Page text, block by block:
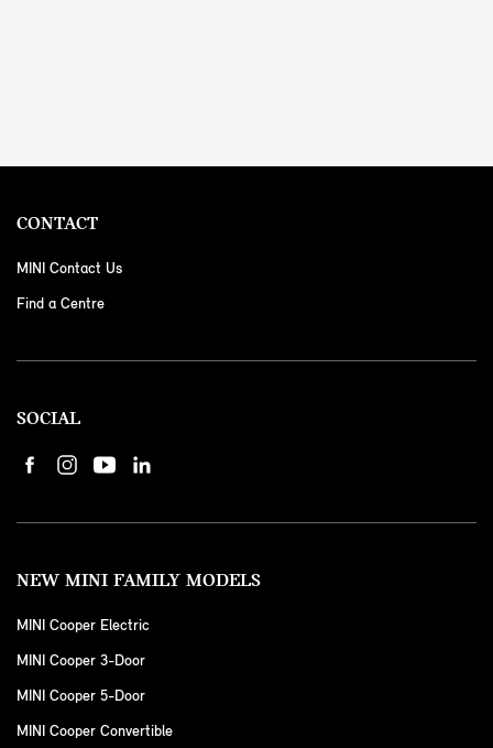
CONTACT
MINI Contact Us
Find a Centre
SOCIAL
NEW MINI FAMILY MODELS
MINI Cooper Electric
MINI Cooper 3-Door
MINI Cooper 5-Door
MINI Cooper Convertible